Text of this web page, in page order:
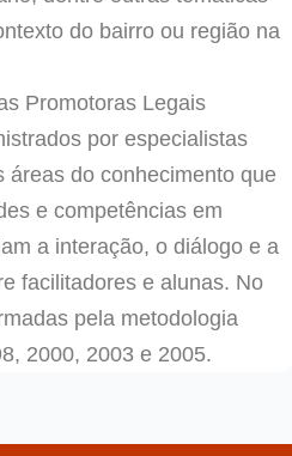
do bairro ou região na
Promotoras Legais
por especialistas
áreas do conhecimento que
e competências em
a interação, o diálogo e a
facilitadores e alunas. No
pela metodologia
2000, 2003 e 2005.